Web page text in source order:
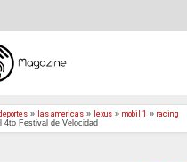
» las americas » lexus » mobil 1 » racing
4to Festival de Velocidad